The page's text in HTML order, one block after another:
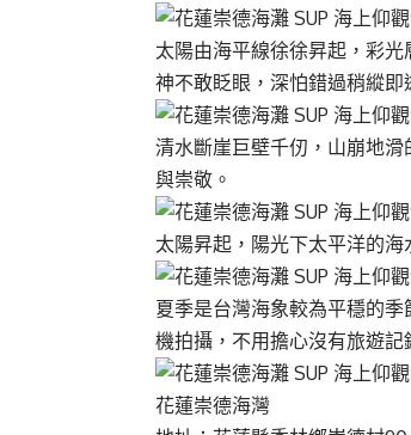
太陽由海平線徐徐昇起，彩
神不敢眨眼，深怕錯過稍縱即
清水斷崖巨壁千仞，山崩地
與崇敬。
太陽昇起，陽光下太平洋的
夏季是台灣海象較為平穩的
機拍攝，不用擔心沒有旅遊記
花蓮崇德海灣